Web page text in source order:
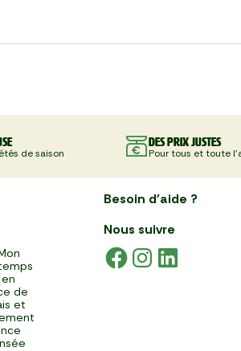
de saison
Des prix justes
Pour tous et toute
de
et
Besoin d'aide ?
Nous suivre